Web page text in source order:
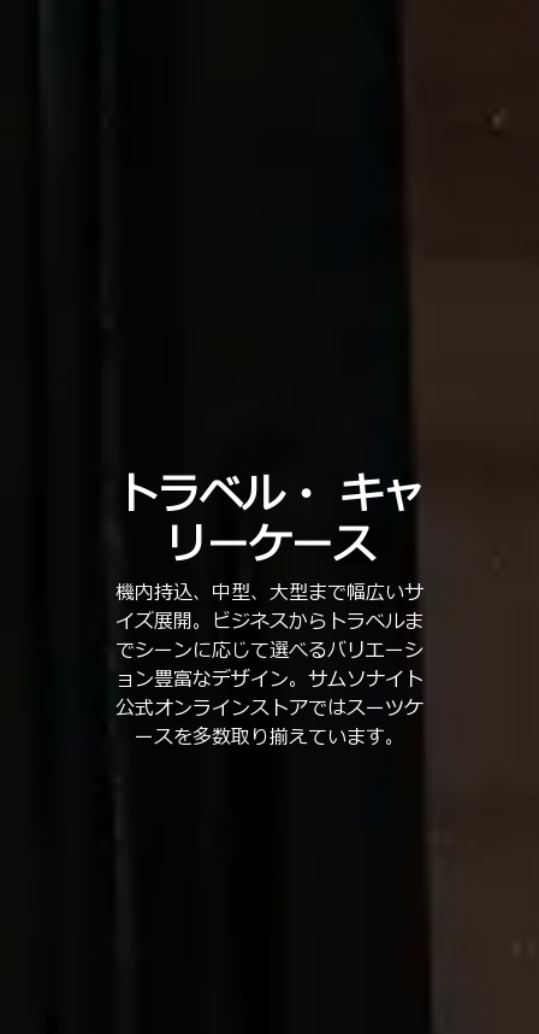
トラベル・ キャ
リーケース
機内持込、中型、大型まで幅広いサ
イズ展開。ビジネスからトラベルま
でシーンに応じて選べるバリエーシ
ョン豊富なデザイン。サムソナイト
公式オンラインストアではスーツケ
ースを多数取り揃えています。